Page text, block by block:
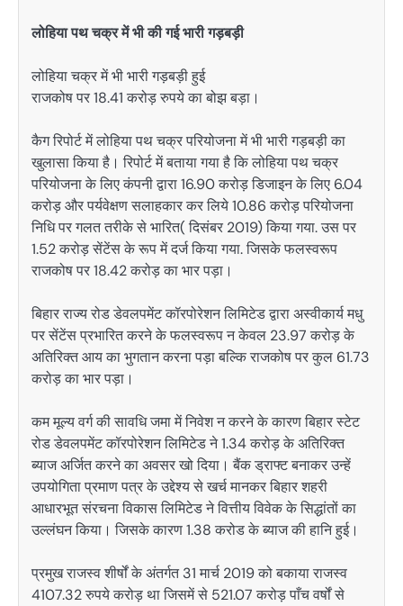
लोहिया पथ चक्र में भी की गई भारी गड़बड़ी
लोहिया चक्र में भी भारी गड़बड़ी हुई
राजकोष पर 18.41 करोड़ रुपये का बोझ बड़ा।
कैग रिपोर्ट में लोहिया पथ चक्र परियोजना में भी भारी गड़बड़ी का
खुलासा किया है। रिपोर्ट में बताया गया है कि लोहिया पथ चक्र
परियोजना के लिए कंपनी द्वारा 16.90 करोड़ डिजाइन के लिए 6.04
करोड़ और पर्यवेक्षण सलाहकार कर लिये 10.86 करोड़ परियोजना
निधि पर गलत तरीके से भारित( दिसंबर 2019) किया गया. उस पर
1.52 करोड़ सेंटेंस के रूप में दर्ज किया गया. जिसके फलस्वरूप
राजकोष पर 18.42 करोड़ का भार पड़ा।
बिहार राज्य रोड डेवलपमेंट कॉरपोरेशन लिमिटेड द्वारा अस्वीकार्य मधु
पर सेंटेंस प्रभारित करने के फलस्वरूप न केवल 23.97 करोड़ के
अतिरिक्त आय का भुगतान करना पड़ा बल्कि राजकोष पर कुल 61.73
करोड़ का भार पड़ा।
कम मूल्य वर्ग की सावधि जमा में निवेश न करने के कारण बिहार स्टेट
रोड डेवलपमेंट कॉरपोरेशन लिमिटेड ने 1.34 करोड़ के अतिरिक्त
ब्याज अर्जित करने का अवसर खो दिया। बैंक ड्राफ्ट बनाकर उन्हें
उपयोगिता प्रमाण पत्र के उद्देश्य से खर्च मानकर बिहार शहरी
आधारभूत संरचना विकास लिमिटेड ने वित्तीय विवेक के सिद्धांतों का
उल्लंघन किया। जिसके कारण 1.38 करोड के ब्याज की हानि हुई।
प्रमुख राजस्व शीर्षों के अंतर्गत 31 मार्च 2019 को बकाया राजस्व
4107.32 रुपये करोड़ था जिसमें से 521.07 करोड़ पाँच वर्षों से